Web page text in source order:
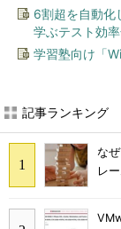
6割超を自動化
学ぶテスト効
学習塾向け「
記事ランキング
な
レ